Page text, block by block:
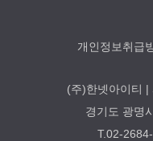
개인정보취급
(주)한넷아이티
경기도 광명
T.02-